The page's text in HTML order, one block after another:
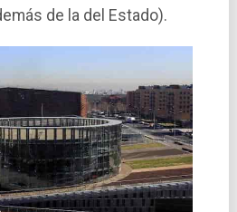
de la del Estado).